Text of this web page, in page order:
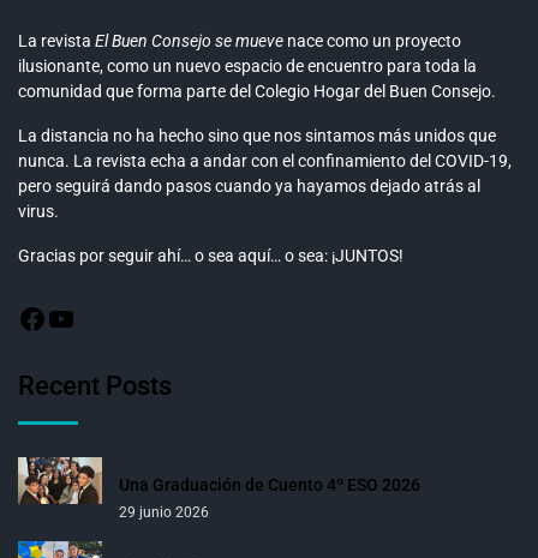
La revista El Buen Consejo se mueve nace como un proyecto
ilusionante, como un nuevo espacio de encuentro para toda la
comunidad que forma parte del Colegio Hogar del Buen Consejo.
La distancia no ha hecho sino que nos sintamos más unidos que
nunca. La revista echa a andar con el confinamiento del COVID-19,
pero seguirá dando pasos cuando ya hayamos dejado atrás al
virus.
Gracias por seguir ahí… o sea aquí… o sea: ¡JUNTOS!
Recent Posts
Una Graduación de Cuento 4º ESO 2026
29 junio 2026